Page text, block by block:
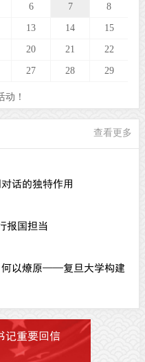
6 7 8
13 14 15
20 21 22
27 28 29
动！
查看更多
话的独特作用
报国担当
以燎原——复旦大学构建
记重要回信